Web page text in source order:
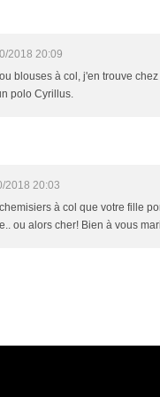
2018 20:09
blouses à col, j'en trouve
polo Cyrillus.
2018 20:03
à col que votre fille
ou alors cher! Bien à vous